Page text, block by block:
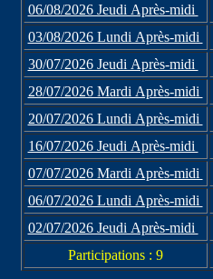
06/08/2026 Jeudi Après-midi
03/08/2026 Lundi Après-midi
30/07/2026 Jeudi Après-midi
28/07/2026 Mardi Après-midi
20/07/2026 Lundi Après-midi
16/07/2026 Jeudi Après-midi
07/07/2026 Mardi Après-midi
06/07/2026 Lundi Après-midi
02/07/2026 Jeudi Après-midi
Participations : 9